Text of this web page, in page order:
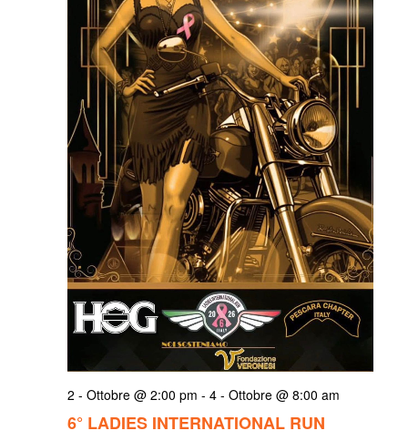
6° LADIES INTERNATIONAL RUN
2 - Ottobre @ 2:00 pm - 4 - Ottobre @ 8:00 am